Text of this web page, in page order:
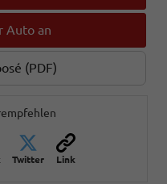
Auto an
(PDF)
Twitter Link